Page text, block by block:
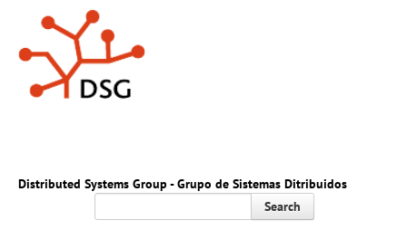
Distributed Systems Group - Grupo de Sistemas Ditribuidos
Search